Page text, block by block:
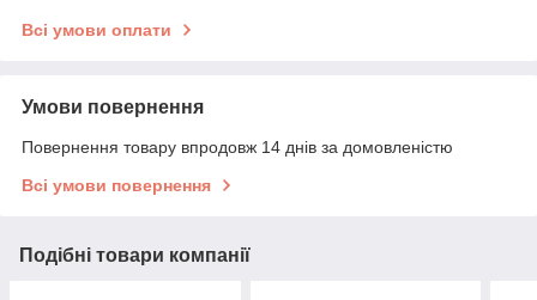
Всі умови оплати
Умови повернення
Повернення товару впродовж 14 днів за домовленістю
Всі умови повернення
Подібні товари компанії